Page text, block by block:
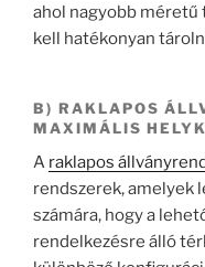
ahol nagyobb méretű
kell hatékonyan
B) RAKLAPOS
MAXIMÁLIS
A raklapos
rendszerek, amelyek
számára, hogy a
rendelkezésre álló